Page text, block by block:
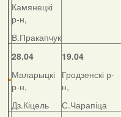
Камянецкі
р-н,
В.Пракапчук
28.04
Маларыцкі
р-н,
Дз.Кіцель
19.04
Гродзенскі р-
н,
С.Чарапіца